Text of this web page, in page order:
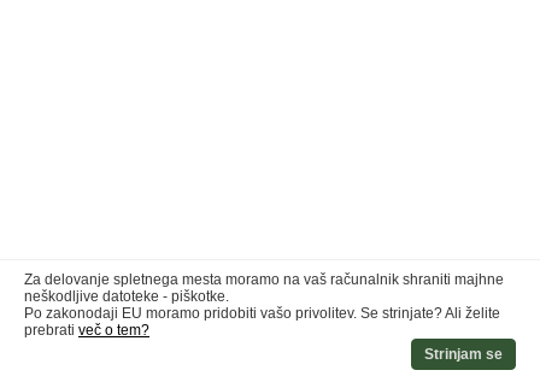
Za delovanje spletnega mesta moramo na vaš računalnik shraniti majhne
neškodljive datoteke - piškotke.
Po zakonodaji EU moramo pridobiti vašo privolitev. Se strinjate? Ali želite
prebrati več o tem?
Strinjam se